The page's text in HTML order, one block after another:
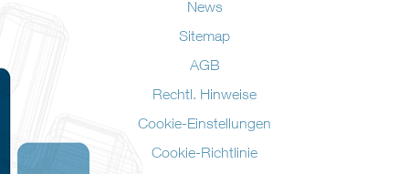
News
Sitemap
AGB
Rechtl. Hinweise
Cookie-Einstellungen
Cookie-Richtlinie